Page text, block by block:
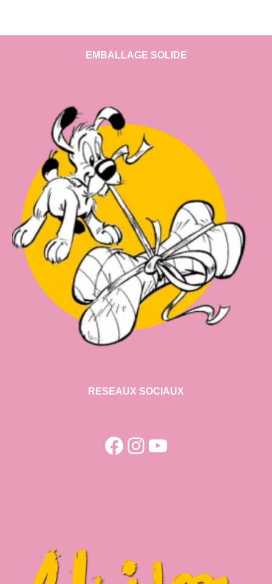
EMBALLAGE SOLIDE
RESEAUX SOCIAUX
Facebook
Instagram
YouTube